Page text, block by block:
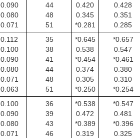
0.090
0.080
0.071
44
48
51
0.420
0.345
*0.281
0.428
0.351
0.285
0.112
0.100
0.090
0.080
0.071
0.063
35
38
41
44
48
51
*0.645
0.538
*0.454
0.374
0.305
*0.250
*0.657
0.547
*0.461
0.380
0.310
*0.254
0.100
0.090
0.080
0.071
36
39
43
46
*0.538
0.472
*0.389
0.319
*0.547
0.481
*0.396
0.325